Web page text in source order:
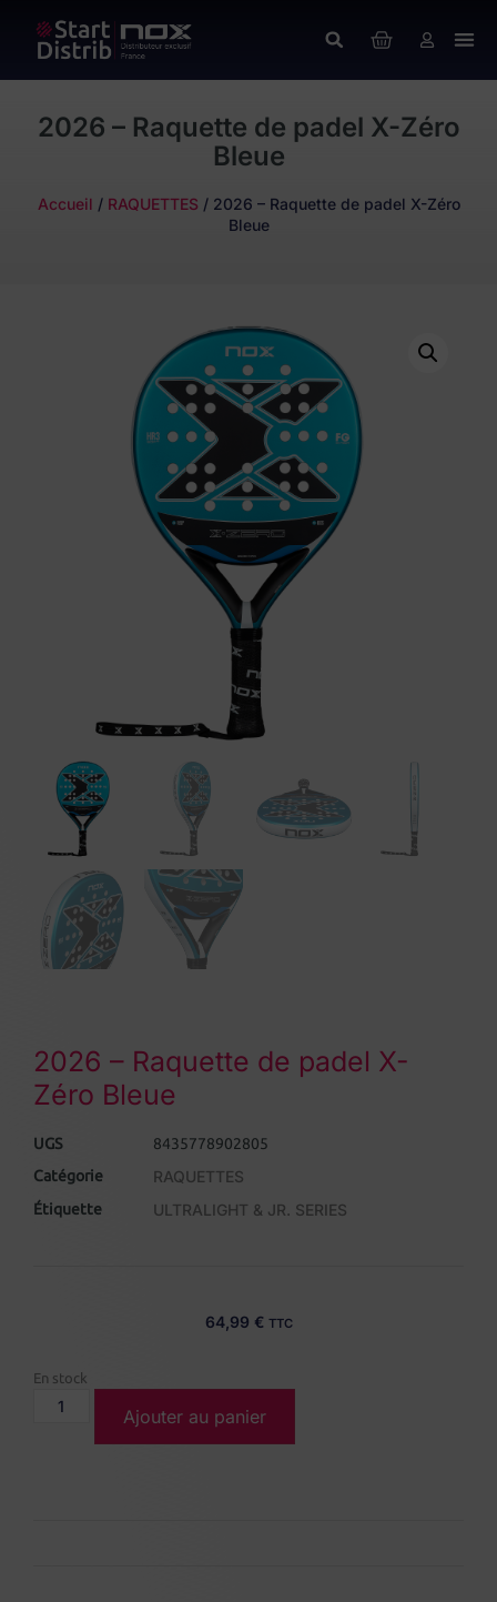
2026 – Raquette de padel X-Zéro
Bleue
Accueil / RAQUETTES / 2026 – Raquette de padel X-Zéro
Bleue
2026 – Raquette de padel X-
Zéro Bleue
UGS
8435778902805
Catégorie
RAQUETTES
Étiquette ULTRALIGHT & JR. SERIES
64,99 € TTC
En stock
Ajouter au panier